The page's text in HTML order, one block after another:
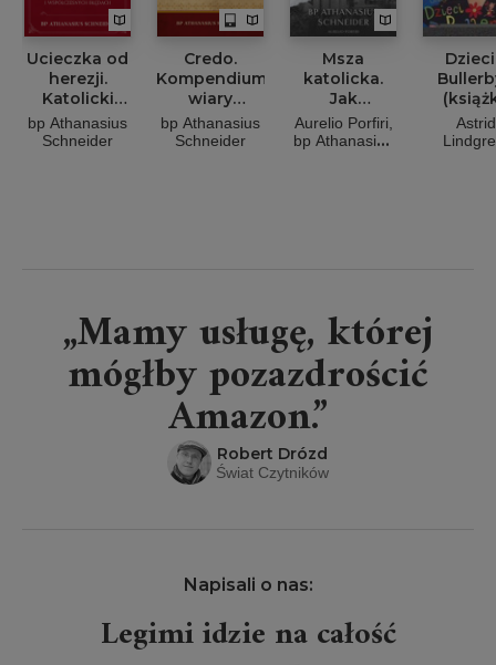
Ucieczka od
herezji.
Katolicki
przewodnik
po dawnych
bp Athanasius
Schneider
Credo.
Kompendium
wiary
katolickiej
bp Athanasius
Schneider
Msza
katolicka.
Jak
przywrócić
centralne
Aurelio Porfiri
bp Athanasius
Astrid
„Mamy usługę, której
mógłby pozazdrościć
Amazon.”
Robert Drózd
Świat Czytników
Napisali o nas:
Legimi idzie na całość